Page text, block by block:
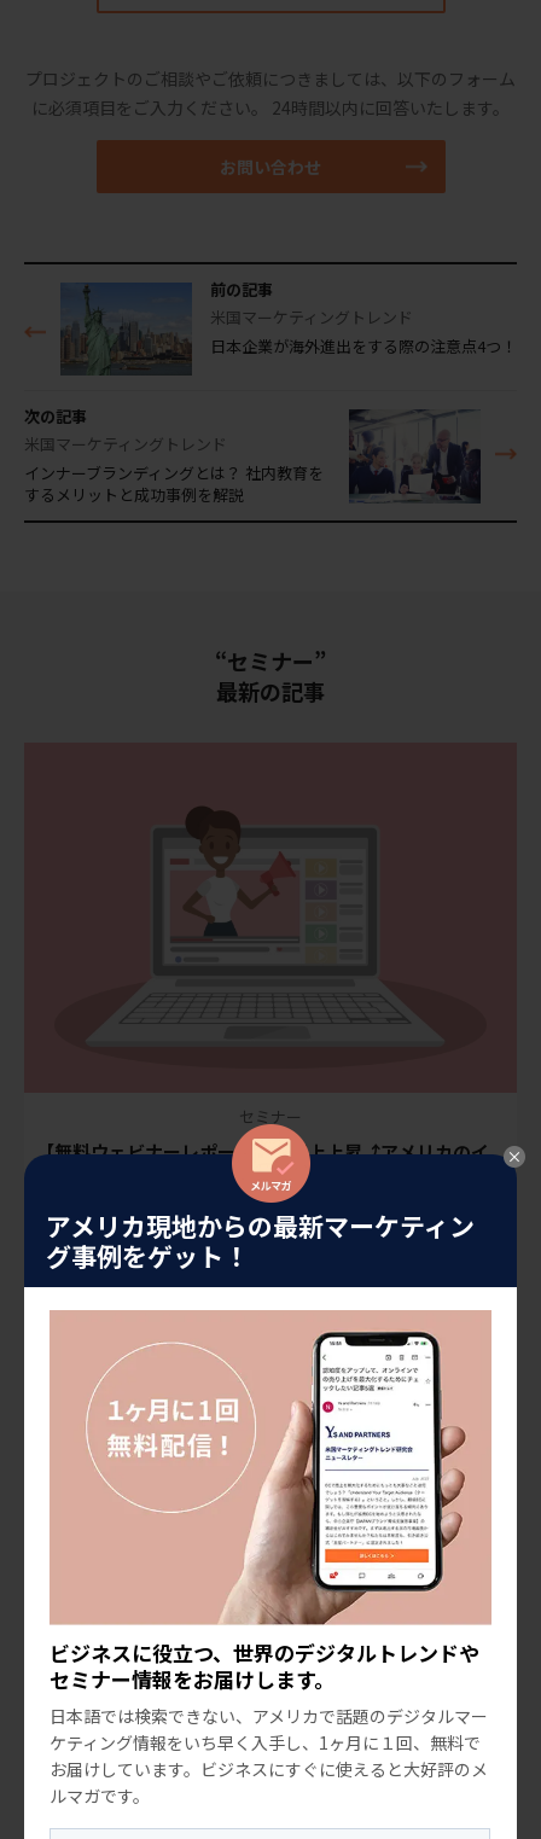
アメリカ現地からの最新マーケティン
グ事例をゲット！
ビジネスに役立つ、世界のデジタルトレンドや
セミナー情報をお届けします。
日本語では検索できない、アメリカで話題のデジタルマー
ケティング情報をいち早く入手し、1ヶ月に１回、無料で
お届けしています。ビジネスにすぐに使えると大好評のメ
ルマガです。
プロジェクトのご相談やご依頼につきましては、以下のフォーム
に必須項目をご入力ください。
24時間以内に回答いたします。
お問い合わせ
前の記事
米国マーケティングトレンド
日本企業が海外進出をする際の注意点4つ！
次の記事
米国マーケティングトレンド
インナーブランディングとは？ 社内教育を
するメリットと成功事例を解説
“セミナー”
最新の記事
セミナー
【無料ウェビナーレポート】「売上上昇⤴︎アメリカのイ
ンフルエンサー施策とは？」
2024年8月7日（水）10:00~11:00(日本時間)に、「売上上昇⤴︎アメ
リカのインフルエンサー施策とは？」無料セミナーを開催しまし
た。現在のアメリカのリアルなSNS事情とアメリカでますます比
重が高まっているインフ […]
セミナー
「売上上昇⤴︎アメリカのインフルエンサー施策とは？」